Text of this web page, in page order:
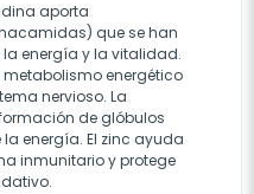
aporta
que se han
energía y la vitalidad.
energético
nervioso. La
de glóbulos
energía. El zinc ayuda
inmunitario y protege